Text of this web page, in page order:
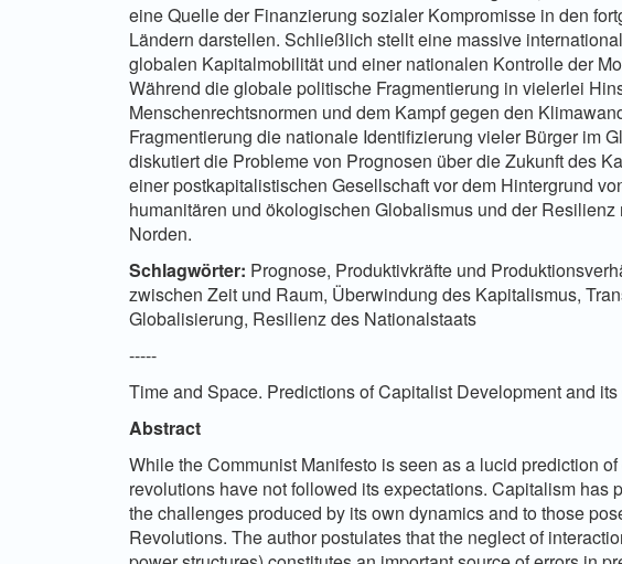
eine Quelle der Finanzierung sozialer Kompromisse in den
Ländern darstellen. Schließlich stellt eine massive
globalen Kapitalmobilität und einer nationalen Kontrolle der
Während die globale politische Fragmentierung in vielerlei
Menschenrechtsnormen und dem Kampf gegen den
Fragmentierung die nationale Identifizierung vieler Bürger im
diskutiert die Probleme von Prognosen über die Zukunft des
einer postkapitalistischen Gesellschaft vor dem Hintergrund
humanitären und ökologischen Globalismus und der
Norden.
Schlagwörter: Prognose, Produktivkräfte und
zwischen Zeit und Raum, Überwindung des Kapitalismus,
Globalisierung, Resilienz des Nationalstaats
-----
Time and Space. Predictions of Capitalist Development and
Abstract
While the Communist Manifesto is seen as a lucid prediction
revolutions have not followed its expectations. Capitalism has
the challenges produced by its own dynamics and to those
Revolutions. The author postulates that the neglect of